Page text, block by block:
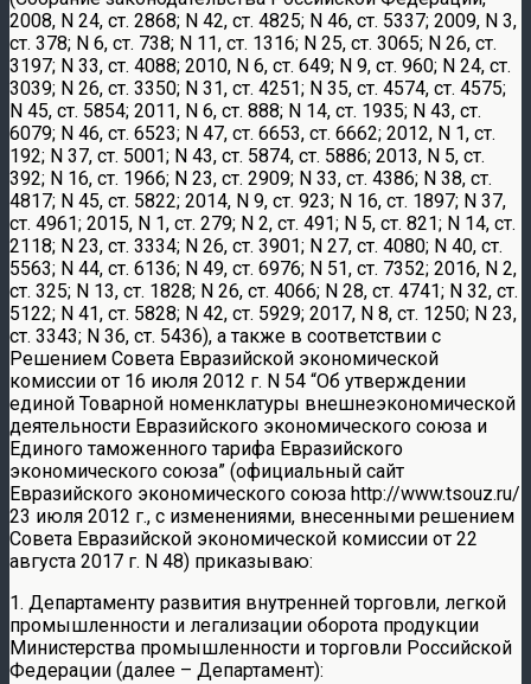
2008, N 24, ст. 2868; N 42, ст. 4825; N 46, ст. 5337; 2009, N 3,
ст. 378; N 6, ст. 738; N 11, ст. 1316; N 25, ст. 3065; N 26, ст.
3197; N 33, ст. 4088; 2010, N 6, ст. 649; N 9, ст. 960; N 24, ст.
3039; N 26, ст. 3350; N 31, ст. 4251; N 35, ст. 4574, ст. 4575;
N 45, ст. 5854; 2011, N 6, ст. 888; N 14, ст. 1935; N 43, ст.
6079; N 46, ст. 6523; N 47, ст. 6653, ст. 6662; 2012, N 1, ст.
192; N 37, ст. 5001; N 43, ст. 5874, ст. 5886; 2013, N 5, ст.
392; N 16, ст. 1966; N 23, ст. 2909; N 33, ст. 4386; N 38, ст.
4817; N 45, ст. 5822; 2014, N 9, ст. 923; N 16, ст. 1897; N 37,
ст. 4961; 2015, N 1, ст. 279; N 2, ст. 491; N 5, ст. 821; N 14, ст.
2118; N 23, ст. 3334; N 26, ст. 3901; N 27, ст. 4080; N 40, ст.
5563; N 44, ст. 6136; N 49, ст. 6976; N 51, ст. 7352; 2016, N 2,
ст. 325; N 13, ст. 1828; N 26, ст. 4066; N 28, ст. 4741; N 32, ст.
5122; N 41, ст. 5828; N 42, ст. 5929; 2017, N 8, ст. 1250; N 23,
ст. 3343; N 36, ст. 5436), а также в соответствии с
Решением Совета Евразийской экономической
комиссии от 16 июля 2012 г. N 54 “Об утверждении
единой Товарной номенклатуры внешнеэкономической
деятельности Евразийского экономического союза и
Единого таможенного тарифа Евразийского
экономического союза” (официальный сайт
Евразийского экономического союза http://www.tsouz.ru/
23 июля 2012 г., с изменениями, внесенными решением
Совета Евразийской экономической комиссии от 22
августа 2017 г. N 48) приказываю:
1. Департаменту развития внутренней торговли, легкой
промышленности и легализации оборота продукции
Министерства промышленности и торговли Российской
Федерации (далее – Департамент):